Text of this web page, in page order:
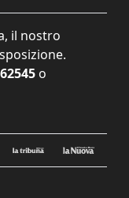
il nostro
o